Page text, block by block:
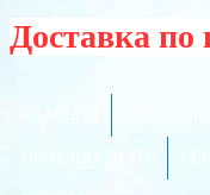
Доставка по